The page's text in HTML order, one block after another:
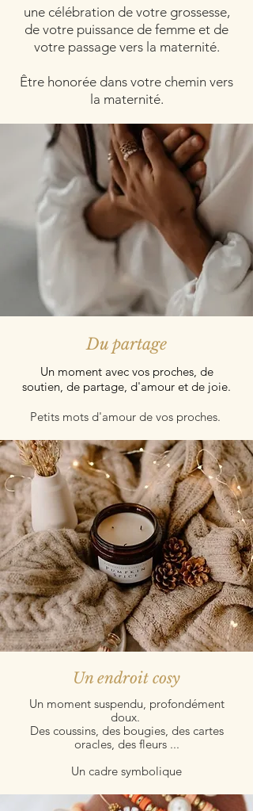
une célébration de votre grossesse,
de votre puissance de femme et de
votre passage vers la maternité.
Être honorée dans votre chemin vers
la maternité.
Du partage
Un moment avec vos proches, de
soutien, de partage, d'amour et de joie.
Petits mots d'amour de vos proches.
Un endroit cosy
Un moment suspendu, profondément
doux.
Des coussins, des bougies, des cartes
oracles, des fleurs ...
Un cadre symbolique